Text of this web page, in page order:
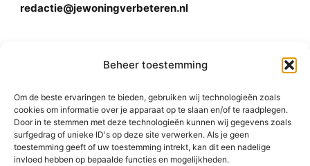
Beheer toestemming
Om de beste ervaringen te bieden, gebruiken wij technologieën zoals
cookies om informatie over je apparaat op te slaan en/of te raadplegen.
Door in te stemmen met deze technologieën kunnen wij gegevens zoals
surfgedrag of unieke ID's op deze site verwerken. Als je geen
toestemming geeft of uw toestemming intrekt, kan dit een nadelige
invloed hebben op bepaalde functies en mogelijkheden.
redactie@jewoningverbeteren.nl
Disclaimer